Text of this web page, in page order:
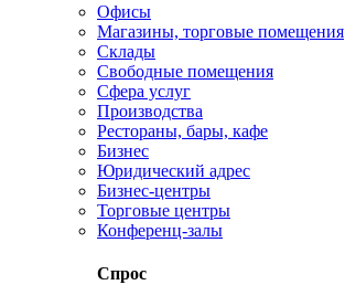
Офисы
Магазины, торговые помещения
Склады
Свободные помещения
Сфера услуг
Производства
Рестораны, бары, кафе
Бизнес
Юридический адрес
Бизнес-центры
Торговые центры
Конференц-залы
Спрос